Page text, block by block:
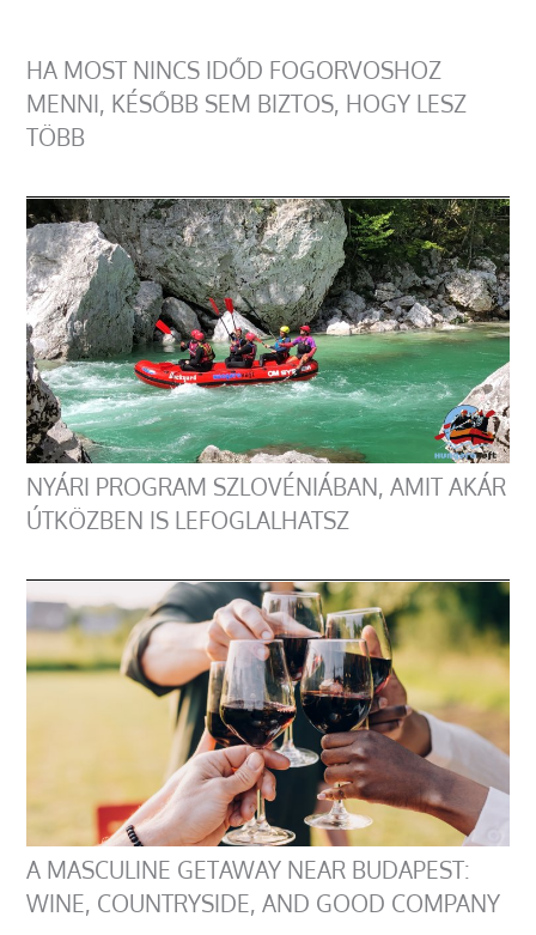
HA MOST NINCS IDŐD FOGORVOSHOZ
MENNI, KÉSŐBB SEM BIZTOS, HOGY LESZ
TÖBB
NYÁRI PROGRAM SZLOVÉNIÁBAN, AMIT AKÁR
ÚTKÖZBEN IS LEFOGLALHATSZ
A MASCULINE GETAWAY NEAR BUDAPEST:
WINE, COUNTRYSIDE, AND GOOD COMPANY